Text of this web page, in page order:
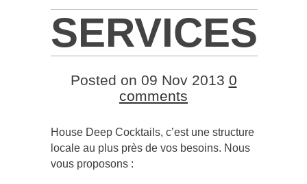
SERVICES
Posted on 09 Nov 2013 0
comments
House Deep Cocktails, c’est une structure
locale au plus près de vos besoins. Nous
vous proposons :